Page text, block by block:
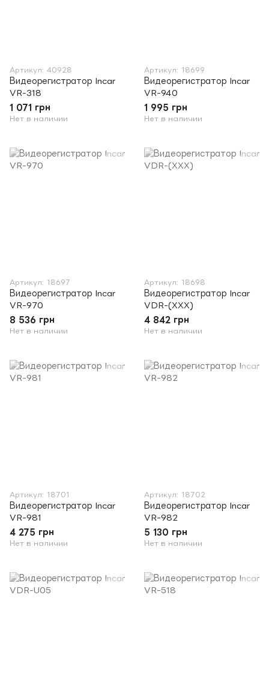
Артикул: 40928
Видеорегистратор Incar
VR-318
1 071 грн
Нет в наличии
Артикул: 18699
Видеорегистратор Incar
VR-940
1 995 грн
Нет в наличии
Артикул: 18697
Видеорегистратор Incar
VR-970
8 536 грн
Нет в наличии
Артикул: 18698
Видеорегистратор Incar
VDR-(XXX)
4 842 грн
Нет в наличии
Артикул: 18701
Видеорегистратор Incar
VR-981
4 275 грн
Нет в наличии
Артикул: 18702
Видеорегистратор Incar
VR-982
5 130 грн
Нет в наличии